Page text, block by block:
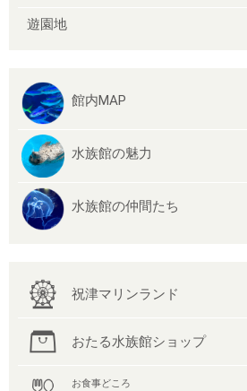
遊園地
館内MAP
水族館の魅力
水族館の仲間たち
祝津マリンランド
おたる水族館ショップ
お食事どころ